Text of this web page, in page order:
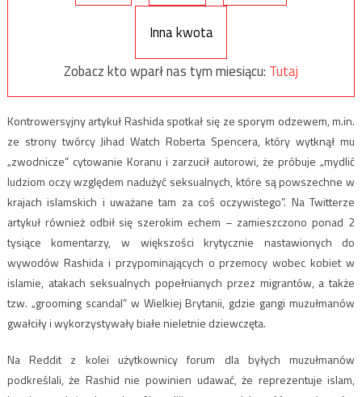
Inna kwota
Zobacz kto wparł nas tym miesiącu: Tutaj
Kontrowersyjny artykuł Rashida spotkał się ze sporym odzewem, m.in.
ze strony twórcy Jihad Watch Roberta Spencera, który wytknął mu
„zwodnicze” cytowanie Koranu i zarzucił autorowi, że próbuje „mydlić
ludziom oczy względem nadużyć seksualnych, które są powszechne w
krajach islamskich i uważane tam za coś oczywistego”. Na Twitterze
artykuł również odbił się szerokim echem – zamieszczono ponad 2
tysiące komentarzy, w większości krytycznie nastawionych do
wywodów Rashida i przypominających o przemocy wobec kobiet w
islamie, atakach seksualnych popełnianych przez migrantów, a także
tzw. „grooming scandal” w Wielkiej Brytanii, gdzie gangi muzułmanów
gwałciły i wykorzystywały białe nieletnie dziewczęta.
Na Reddit z kolei użytkownicy forum dla byłych muzułmanów
podkreślali, że Rashid nie powinien udawać, że reprezentuje islam,